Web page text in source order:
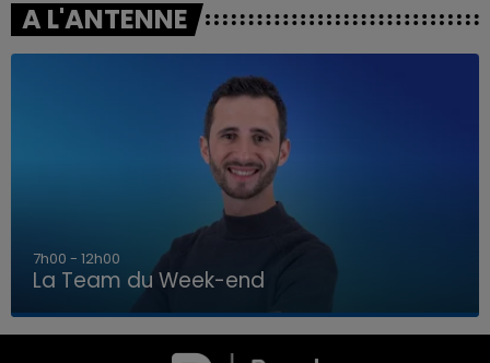
LA TEAM DU WEEK-END
A L'ANTENNE
16h00 - 20h00
La Team du Week-end